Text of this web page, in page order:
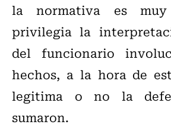
la normativa es
privilegia la
del funcionario
hechos, a la hora de
legitima o no la
sumaron.